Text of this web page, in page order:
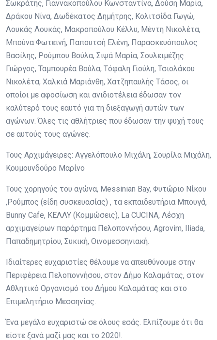
Σωκράτης, Γιαννακοπούλου Κωνσταντίνα, Δούση Μαρία,
Δράκου Νίνα, Δωδέκατος Δημήτρης, Κολιτσίδα Γωγώ,
Λουκάς Λουκάς, Μακροπούλου Κέλλυ, Μέντη Νικολέτα,
Μπούνα Φωτεινή, Παπουτσή Ελένη, Παρασκευόπουλος
Βασίλης, Ρούμπου Βούλα, Σιψά Μαρία, Σουλειμέζης
Γιώργος, Ταμπουρέα Βούλα, Τόφαλη Γιούλη, Τσιολάκου
Νικολέτα, Χαλκιά Μαριάνθη, Χατζηπαυλής Τάσος, οι
οποίοι με αφοσίωση και ανιδιοτέλεια έδωσαν τον
καλύτερό τους εαυτό για τη διεξαγωγή αυτών των
αγώνων. Όλες τις αθλήτριες που έδωσαν την ψυχή τους
σε αυτούς τους αγώνες.
Τους Αρχιμάγειρες: Αγγελόπουλο Μιχάλη, Σουρίλα Μιχάλη,
Κουμουνδούρο Μαρίνο
Τους χορηγούς του αγώνα, Messinian Bay, Φυτώριο Νίκου
,Ρούμπος (είδη συσκευασίας) , τα εκπαιδευτήρια Μπουγά,
Bunny Cafe, ΚΕΛΛΥ (Κομμώσεις), La CUCINA, Λέσχη
αρχιμαγείρων παράρτημα Πελοποννήσου, Agrovim, Iliada,
Παπαδημητρίου, Συκική, Οινομεσσηνιακή.
Ιδιαίτερες ευχαριστίες θέλουμε να απευθύνουμε στην
Περιφέρεια Πελοποννήσου, στον Δήμο Καλαμάτας, στον
Αθλητικό Οργανισμό του Δήμου Καλαμάτας και στο
Επιμελητήριο Μεσσηνίας.
Ένα μεγάλο ευχαριστώ σε όλους εσάς. Ελπίζουμε ότι θα
είστε ξανά μαζί μας και το 2020!.